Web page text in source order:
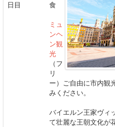
日目
食
ミュ
ンヘ
ン観
光
（フ
リ
ー）
ご自由に市内観
みください。
バイエルン王家ヴィ
て壮麗な王朝文化が